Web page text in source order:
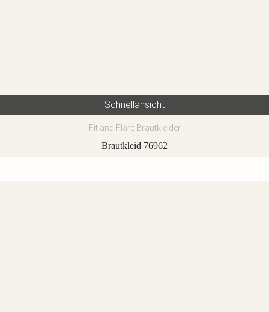
Schnellansicht
Fit and Flare Brautkleider
Brautkleid 76962